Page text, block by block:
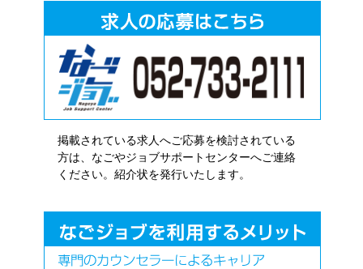
掲載されている求人へご応募を検討されている
方は、なごやジョブサポートセンターへご連絡
ください。紹介状を発行いたします。